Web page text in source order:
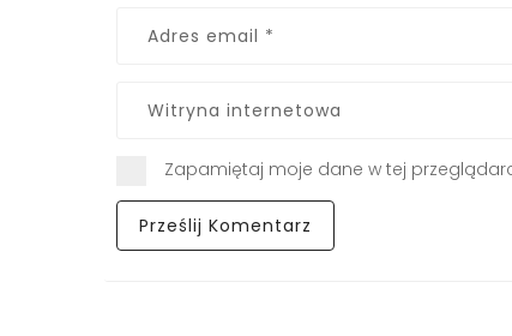
Zapamiętaj moje dane w tej